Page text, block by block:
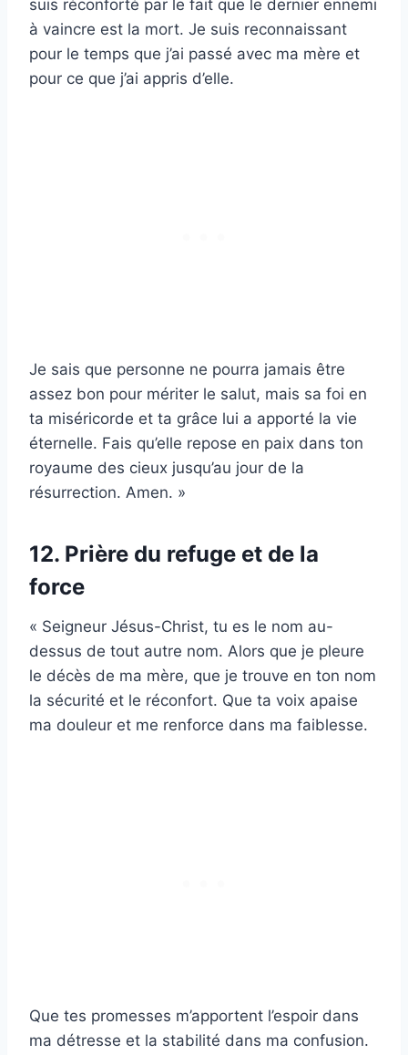
suis réconforté par le fait que le dernier ennemi
à vaincre est la mort. Je suis reconnaissant
pour le temps que j’ai passé avec ma mère et
pour ce que j’ai appris d’elle.
Je sais que personne ne pourra jamais être
assez bon pour mériter le salut, mais sa foi en
ta miséricorde et ta grâce lui a apporté la vie
éternelle. Fais qu’elle repose en paix dans ton
royaume des cieux jusqu’au jour de la
résurrection. Amen. »
12. Prière du refuge et de la
force
« Seigneur Jésus-Christ, tu es le nom au-
dessus de tout autre nom. Alors que je pleure
le décès de ma mère, que je trouve en ton nom
la sécurité et le réconfort. Que ta voix apaise
ma douleur et me renforce dans ma faiblesse.
Que tes promesses m’apportent l’espoir dans
ma détresse et la stabilité dans ma confusion.